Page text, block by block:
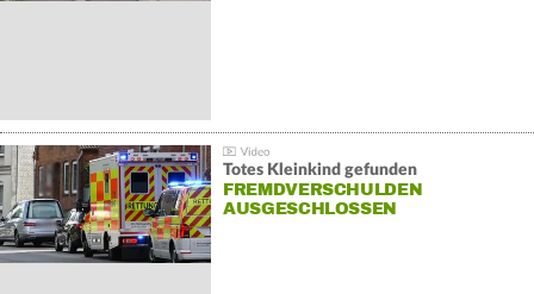
Totes Kleinkind gefunden
FREMDVERSCHULDEN
AUSGESCHLOSSEN